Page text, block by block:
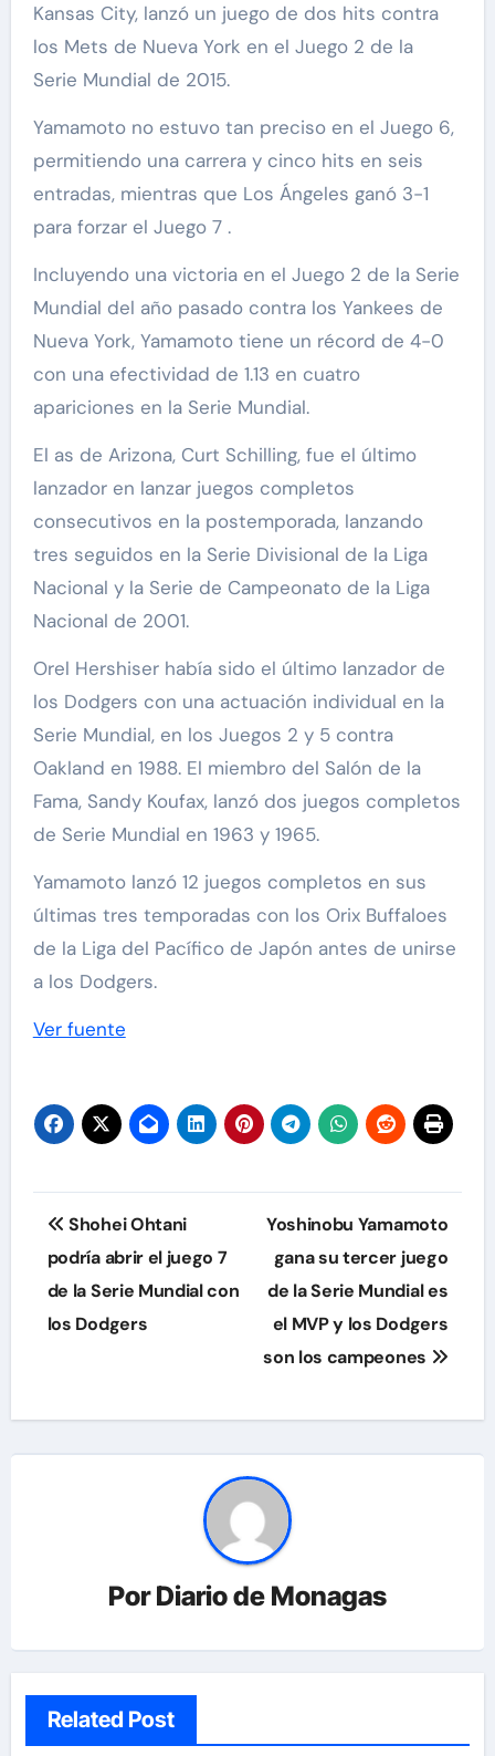
Kansas City, lanzó un juego de dos hits contra
los Mets de Nueva York en el Juego 2 de la
Serie Mundial de 2015.
Yamamoto no estuvo tan preciso en el Juego 6,
permitiendo una carrera y cinco hits en seis
entradas, mientras que Los Ángeles ganó 3-1
para forzar el Juego 7 .
Incluyendo una victoria en el Juego 2 de la Serie
Mundial del año pasado contra los Yankees de
Nueva York, Yamamoto tiene un récord de 4-0
con una efectividad de 1.13 en cuatro
apariciones en la Serie Mundial.
El as de Arizona, Curt Schilling, fue el último
lanzador en lanzar juegos completos
consecutivos en la postemporada, lanzando
tres seguidos en la Serie Divisional de la Liga
Nacional y la Serie de Campeonato de la Liga
Nacional de 2001.
Orel Hershiser había sido el último lanzador de
los Dodgers con una actuación individual en la
Serie Mundial, en los Juegos 2 y 5 contra
Oakland en 1988. El miembro del Salón de la
Fama, Sandy Koufax, lanzó dos juegos completos
de Serie Mundial en 1963 y 1965.
Yamamoto lanzó 12 juegos completos en sus
últimas tres temporadas con los Orix Buffaloes
de la Liga del Pacífico de Japón antes de unirse
a los Dodgers.
Ver fuente
Navegación
de
entradas
Shohei Ohtani
podría abrir el juego 7
de la Serie Mundial con
los Dodgers
Yoshinobu Yamamoto
gana su tercer juego
de la Serie Mundial es
el MVP y los Dodgers
son los campeones
PorDiario de Monagas
Related Post